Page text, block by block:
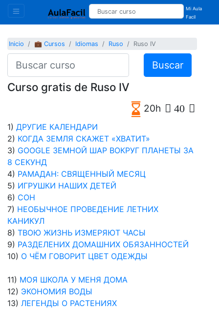
Mi Aula
Facil
Inicio 💼 Cursos Idiomas Ruso Ruso IV
Buscar
Curso gratis de Ruso IV
20h 40
1) ДРУГИЕ КАЛЕНДАРИ
2) КОГДА ЗЕМЛЯ СКАЖЕТ «ХВАТИТ»
3) GOOGLE ЗЕМНОЙ ШАР ВОКРУГ ПЛАНЕТЫ ЗА
8 СЕКУНД
4) РАМАДАН: СВЯЩЕННЫЙ МЕСЯЦ
5) ИГРУШКИ НАШИХ ДЕТЕЙ
6) СОН
7) НЕОБЫЧНОЕ ПРОВЕДЕНИЕ ЛЕТНИХ
КАНИКУЛ
8) ТВОЮ ЖИЗНЬ ИЗМЕРЯЮТ ЧАСЫ
9) РАЗДЕЛЕНИХ ДОМАШНИХ ОБЯЗАННОСТЕЙ
10) О ЧЁМ ГОВОРИТ ЦВЕТ ОДЕЖДЫ
11) МОЯ ШКОЛА У МЕНЯ ДОМА
12) ЭКОНОМИЯ ВОДЫ
13) ЛЕГЕНДЫ О РАСТЕНИЯХ